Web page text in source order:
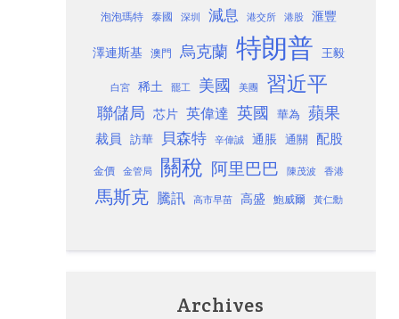
泡泡瑪特 泰國 深圳 減息 港交所 港股 滙豐
澤連斯基 澳門 烏克蘭 特朗普 王毅
白宮 稀土 罷工 美國 美團 習近平
聯儲局 芯片 英偉達 英國 華為 蘋果
裁員 訪華 貝森特 辛偉誠 通脹 通關 配股
金價 金管局 關稅 阿里巴巴 陳茂波 香港
馬斯克 騰訊 高市早苗 高盛 鮑威爾 黃仁勳
Archives